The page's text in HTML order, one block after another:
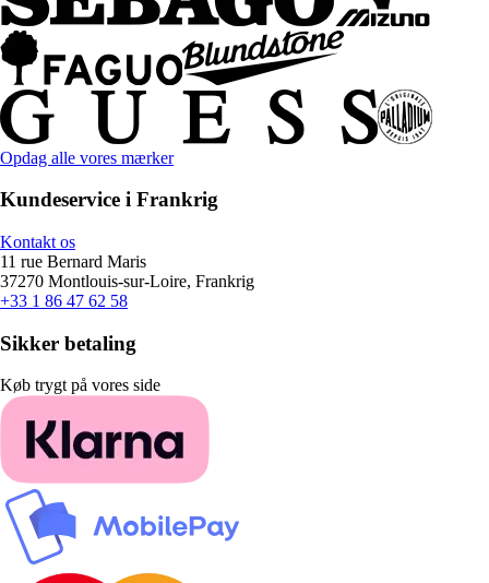
Opdag alle vores mærker
Kundeservice i Frankrig
Kontakt os
11 rue Bernard Maris
37270 Montlouis-sur-Loire, Frankrig
+33 1 86 47 62 58
Sikker betaling
Køb trygt på vores side